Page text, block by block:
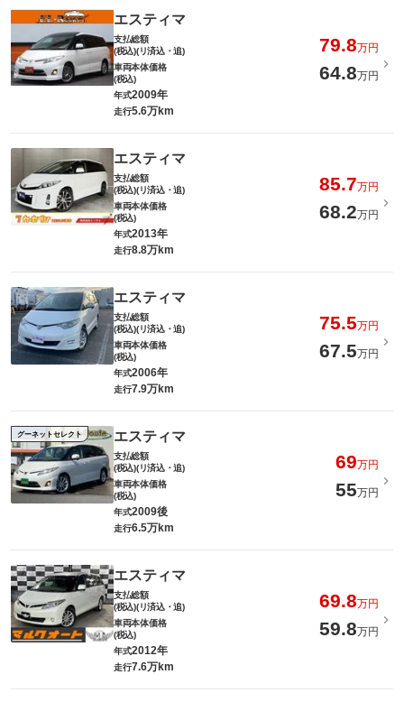
エスティマ
支払総額
(税込)(リ済込・追)
79.8万円
車両本体価格
(税込)
64.8万円
年式2009年
走行5.6万km
エスティマ
支払総額
(税込)(リ済込・追)
85.7万円
車両本体価格
(税込)
68.2万円
年式2013年
走行8.8万km
エスティマ
支払総額
(税込)(リ済込・追)
75.5万円
車両本体価格
(税込)
67.5万円
年式2006年
走行7.9万km
グーネットセレクト エスティマ
支払総額
(税込)(リ済込・追)
69万円
車両本体価格
(税込)
55万円
年式2009後
走行6.5万km
エスティマ
支払総額
(税込)(リ済込・追)
69.8万円
車両本体価格
(税込)
59.8万円
年式2012年
走行7.6万km